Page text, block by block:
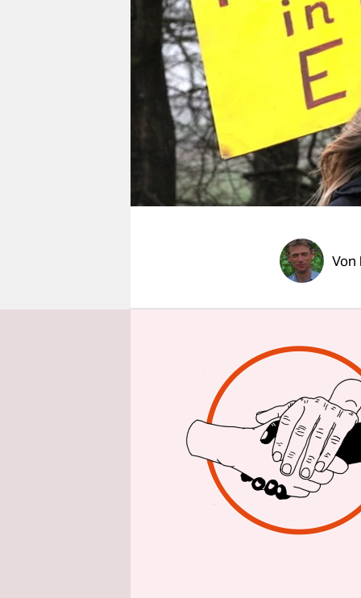
verlag
veranstaltungen
shop
fragen & hilfe
unterstützen
genossenschaft
Von
macht,
eine
"Auf das
Fracking -
mit
Säuren,